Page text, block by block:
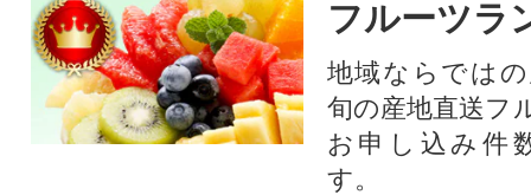
フルーツラ
地域ならでは
旬の産地直送フ
お申し込み件
す。